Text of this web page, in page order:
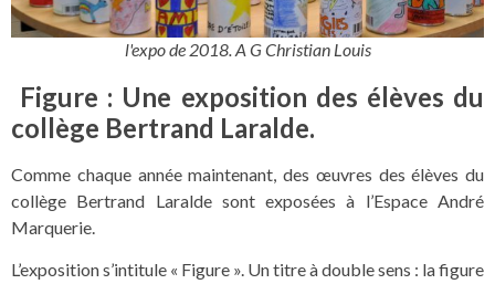
l'expo de 2018. A G Christian Louis
Figure : Une exposition des élèves du
collège Bertrand Laralde.
Comme chaque année maintenant, des œuvres des élèves du
collège Bertrand Laralde sont exposées à l’Espace André
Marquerie.
L’exposition s’intitule « Figure ». Un titre à double sens : la figure